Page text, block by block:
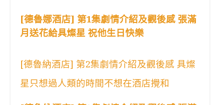
[德魯娜酒店] 第1集劇情介紹及觀後感 張滿
月送花給具燦星 祝他生日快樂
[德魯納酒店] 第2集劇情介紹及觀後感 具燦
星只想過人類的時間不想在酒店攪和